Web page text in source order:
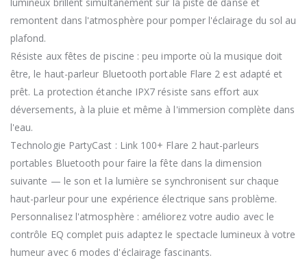
remontent dans l'atmosphère pour pomper l'éclairage du sol au
plafond.
Résiste aux fêtes de piscine : peu importe où la musique doit
être, le haut-parleur Bluetooth portable Flare 2 est adapté et
prêt. La protection étanche IPX7 résiste sans effort aux
déversements, à la pluie et même à l'immersion complète dans
l'eau.
Technologie PartyCast : Link 100+ Flare 2 haut-parleurs
portables Bluetooth pour faire la fête dans la dimension
suivante — le son et la lumière se synchronisent sur chaque
haut-parleur pour une expérience électrique sans problème.
Personnalisez l'atmosphère : améliorez votre audio avec le
contrôle EQ complet puis adaptez le spectacle lumineux à votre
humeur avec 6 modes d'éclairage fascinants.